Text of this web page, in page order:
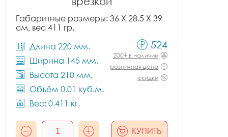
Габаритные размеры: 36 X 28.5 X 39
см, вес 411 гр.
Длина 220 мм.
Ширина 145 мм.
Высота 210 мм.
Объём 0.01 куб.м.
Вес: 0.411 кг.
524
200+ в наличии
розничная цена
скидки
КУПИТЬ